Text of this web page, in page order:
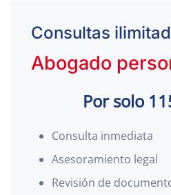
Consultas
Abogado
Por solo
Consulta inmediata
Asesoramiento legal
Revisión de